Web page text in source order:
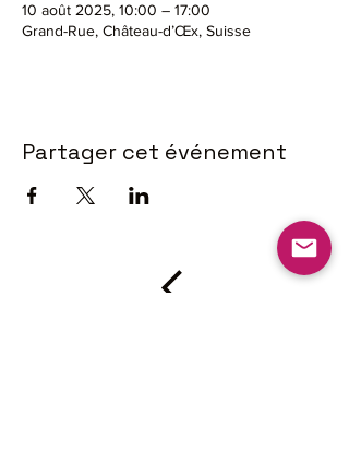
10 août 2025, 10:00 – 17:00
Grand-Rue, Château-d’Œx, Suisse
Partager cet événement